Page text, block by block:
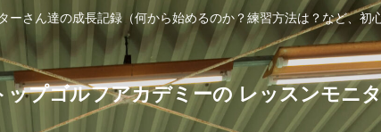
さん達の成長記録（何から始めるのか？練習方法は？など、初
プゴルフアカデミーの レッスンモニ